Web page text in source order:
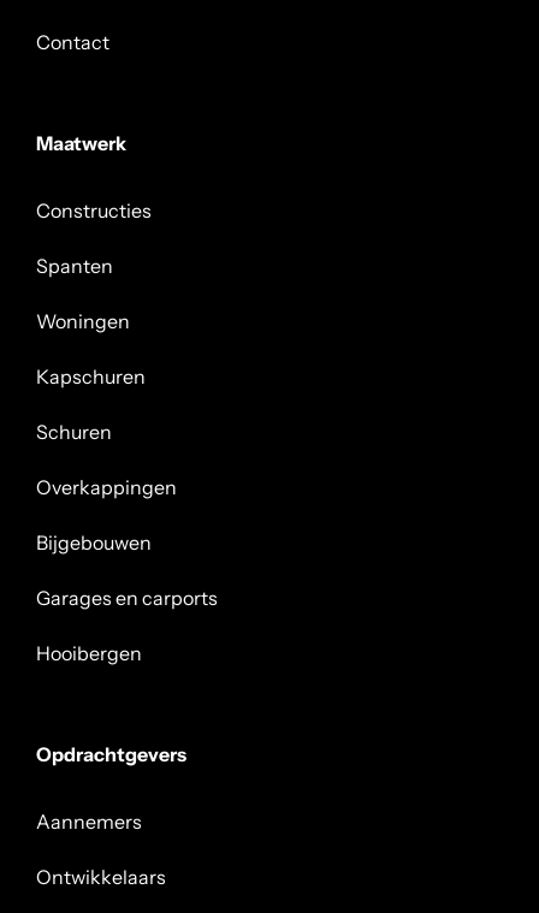
Contact
Maatwerk
Constructies
Spanten
Woningen
Kapschuren
Schuren
Overkappingen
Bijgebouwen
Garages en carports
Hooibergen
Opdrachtgevers
Aannemers
Ontwikkelaars